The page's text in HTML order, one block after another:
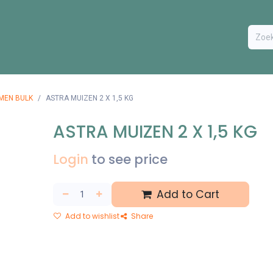
BULK ASTRA MUIZEN 2 X 1,5 KG
ASTRA MUIZEN 2 X 1,5 KG
Login to see price
Add to Cart
Add to wishlist Share